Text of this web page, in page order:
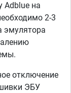
Adblue на
2-3
эмулятора
отключение
ЭБУ